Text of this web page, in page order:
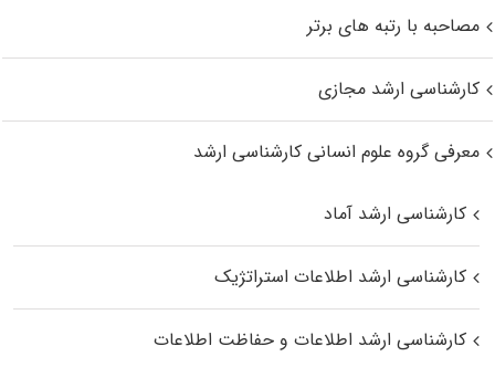
مصاحبه با رتبه های برتر
کارشناسی ارشد مجازی
معرفی گروه علوم انسانی کارشناسی ارشد
کارشناسی ارشد آماد
کارشناسی ارشد اطلاعات استراتژیک
کارشناسی ارشد اطلاعات و حفاظت اطلاعات